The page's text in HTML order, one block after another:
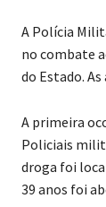
A Polícia
no combate
do Estado.
A primeira
Policiais
droga foi
39 anos foi